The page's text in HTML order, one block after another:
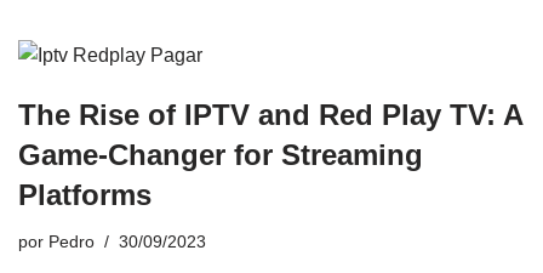
The Rise of IPTV and Red Play TV: A
Game-Changer for Streaming
Platforms
por Pedro 30/09/2023